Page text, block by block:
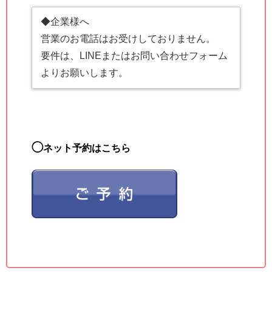
◆企業様へ
営業のお電話はお受けしておりません。
要件は、LINEまたはお問い合わせフォーム
よりお願いします。
◯ネット予約はこちら